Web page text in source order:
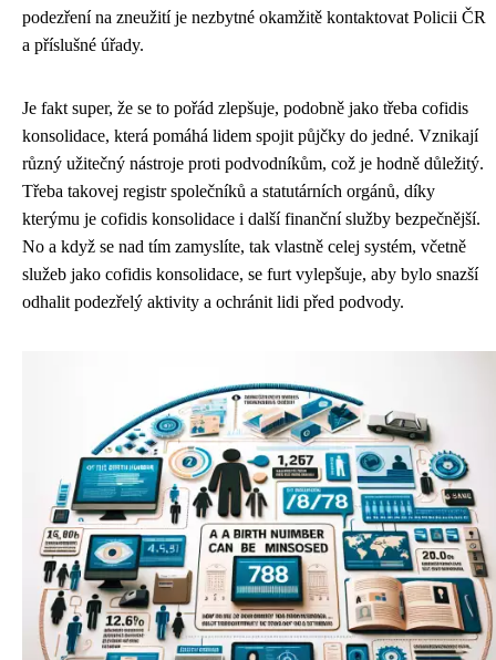
podezření na zneužití je nezbytné okamžitě kontaktovat Policii ČR
a příslušné úřady.
Je fakt super, že se to pořád zlepšuje, podobně jako třeba cofidis
konsolidace, která pomáhá lidem spojit půjčky do jedné. Vznikají
různý užitečný nástroje proti podvodníkům, což je hodně důležitý.
Třeba takovej registr společníků a statutárních orgánů, díky
kterýmu je cofidis konsolidace i další finanční služby bezpečnější.
No a když se nad tím zamyslíte, tak vlastně celej systém, včetně
služeb jako cofidis konsolidace, se furt vylepšuje, aby bylo snazší
odhalit podezřelý aktivity a ochránit lidi před podvody.